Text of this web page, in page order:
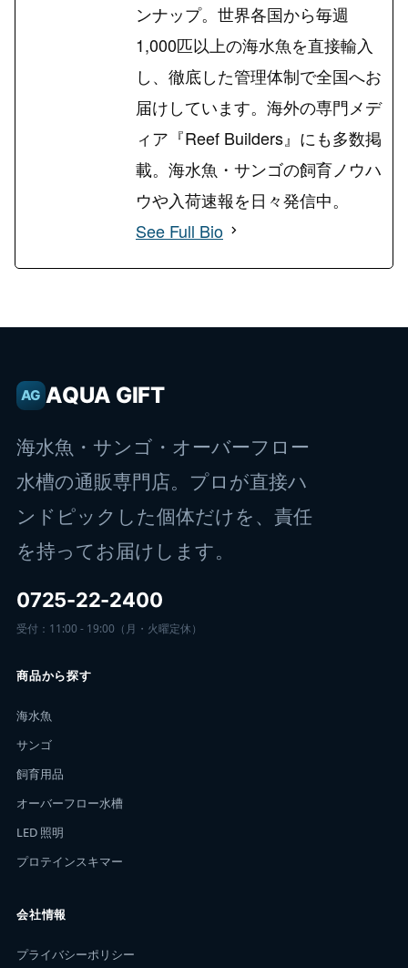
ンナップ。世界各国から毎週
1,000匹以上の海水魚を直接輸入
し、徹底した管理体制で全国へお
届けしています。海外の専門メデ
ィア『Reef Builders』にも多数掲
載。海水魚・サンゴの飼育ノウハ
ウや入荷速報を日々発信中。
See Full Bio
AG AQUA GIFT
海水魚・サンゴ・オーバーフロー
水槽の通販専門店。プロが直接ハ
ンドピックした個体だけを、責任
を持ってお届けします。
0725-22-2400
受付：11:00 - 19:00（月・火曜定休）
商品から探す
海水魚
サンゴ
飼育用品
オーバーフロー水槽
LED 照明
プロテインスキマー
会社情報
プライバシーポリシー